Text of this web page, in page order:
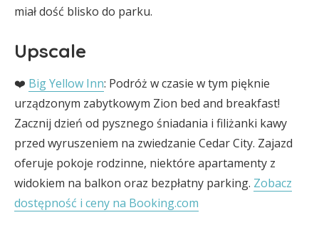
miał dość blisko do parku.
Upscale
❤️ Big Yellow Inn: Podróż w czasie w tym pięknie
urządzonym zabytkowym Zion bed and breakfast!
Zacznij dzień od pysznego śniadania i filiżanki kawy
przed wyruszeniem na zwiedzanie Cedar City. Zajazd
oferuje pokoje rodzinne, niektóre apartamenty z
widokiem na balkon oraz bezpłatny parking. Zobacz
dostępność i ceny na Booking.com